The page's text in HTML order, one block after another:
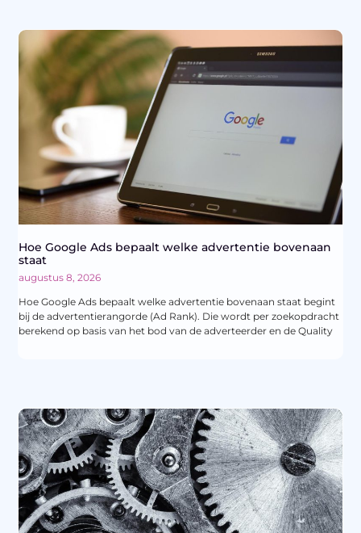
Hoe Google Ads bepaalt welke advertentie bovenaan
staat
augustus 8, 2026
Hoe Google Ads bepaalt welke advertentie bovenaan staat begint
bij de advertentierangorde (Ad Rank). Die wordt per zoekopdracht
berekend op basis van het bod van de adverteerder en de Quality